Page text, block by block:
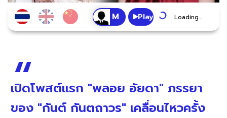
Play Loading...
เปิดโพสต์แรก "พลอย อัยดา" ภรรยา
ของ "กันต์ กันตถาวร" เคลื่อนไหวครั้ง